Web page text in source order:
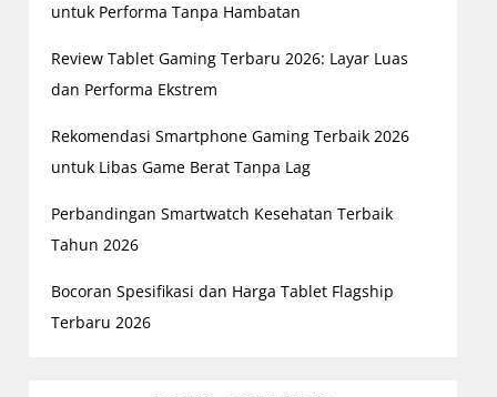
untuk Performa Tanpa Hambatan
Review Tablet Gaming Terbaru 2026: Layar Luas
dan Performa Ekstrem
Rekomendasi Smartphone Gaming Terbaik 2026
untuk Libas Game Berat Tanpa Lag
Perbandingan Smartwatch Kesehatan Terbaik
Tahun 2026
Bocoran Spesifikasi dan Harga Tablet Flagship
Terbaru 2026